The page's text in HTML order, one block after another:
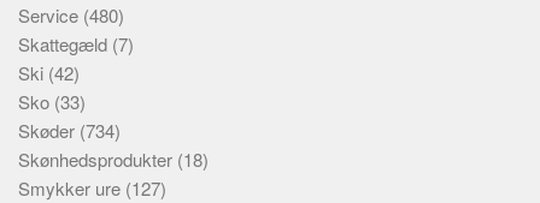
Service (480)
Skattegæld (7)
Ski (42)
Sko (33)
Skøder (734)
Skønhedsprodukter (18)
Smykker ure (127)